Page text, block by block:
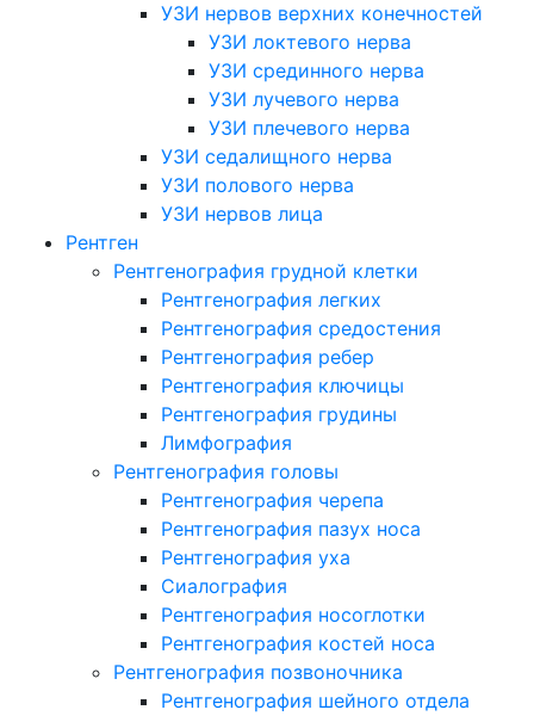
УЗИ нервов верхних конечностей
УЗИ локтевого нерва
УЗИ срединного нерва
УЗИ лучевого нерва
УЗИ плечевого нерва
УЗИ седалищного нерва
УЗИ полового нерва
УЗИ нервов лица
Рентген
Рентгенография грудной клетки
Рентгенография легких
Рентгенография средостения
Рентгенография ребер
Рентгенография ключицы
Рентгенография грудины
Лимфография
Рентгенография головы
Рентгенография черепа
Рентгенография пазух носа
Рентгенография уха
Сиалография
Рентгенография носоглотки
Рентгенография костей носа
Рентгенография позвоночника
Рентгенография шейного отдела